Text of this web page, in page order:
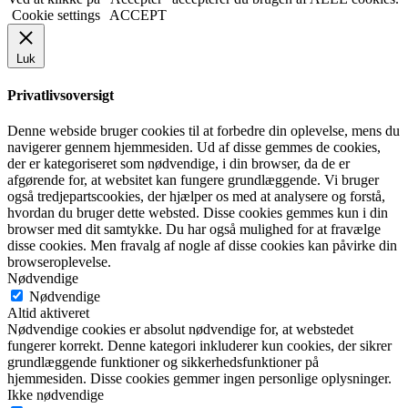
Cookie settings
ACCEPT
Luk
Privatlivsoversigt
Denne webside bruger cookies til at forbedre din oplevelse, mens du
navigerer gennem hjemmesiden. Ud af disse gemmes de cookies,
der er kategoriseret som nødvendige, i din browser, da de er
afgørende for, at websitet kan fungere grundlæggende. Vi bruger
også tredjepartscookies, der hjælper os med at analysere og forstå,
hvordan du bruger dette websted. Disse cookies gemmes kun i din
browser med dit samtykke. Du har også mulighed for at fravælge
disse cookies. Men fravalg af nogle af disse cookies kan påvirke din
browseroplevelse.
Nødvendige
Nødvendige
Altid aktiveret
Nødvendige cookies er absolut nødvendige for, at webstedet
fungerer korrekt. Denne kategori inkluderer kun cookies, der sikrer
grundlæggende funktioner og sikkerhedsfunktioner på
hjemmesiden. Disse cookies gemmer ingen personlige oplysninger.
Ikke nødvendige